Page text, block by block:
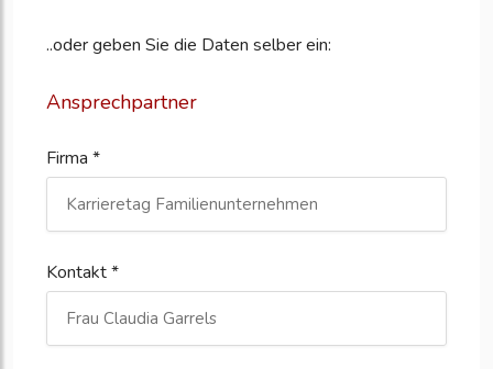
..oder geben Sie die Daten selber ein:
Ansprechpartner
Firma *
Kontakt *